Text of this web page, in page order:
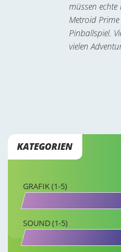
müssen
Metroid
Pinballspiel.
vielen
KATEGORIEN
GRAFIK (1-5)
SOUND (1-5)